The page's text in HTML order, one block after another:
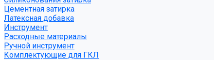
Цементная затирка
Латексная добавка
Инструмент
Расходные материалы
Ручной инструмент
Комплектующие для ГКЛ